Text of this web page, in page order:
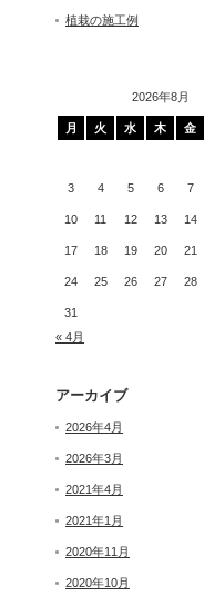
植栽の施工例
2026年8月
月 火 水 木 金
3 4 5 6 7
10 11 12 13 14
17 18 19 20 21
24 25 26 27 28
31
« 4月
アーカイブ
2026年4月
2026年3月
2021年4月
2021年1月
2020年11月
2020年10月